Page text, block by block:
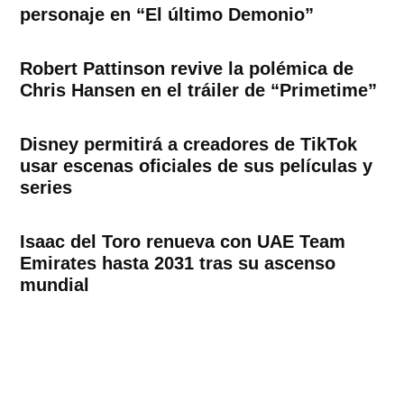
personaje en “El último Demonio”
Robert Pattinson revive la polémica de
Chris Hansen en el tráiler de “Primetime”
Disney permitirá a creadores de TikTok
usar escenas oficiales de sus películas y
series
Isaac del Toro renueva con UAE Team
Emirates hasta 2031 tras su ascenso
mundial